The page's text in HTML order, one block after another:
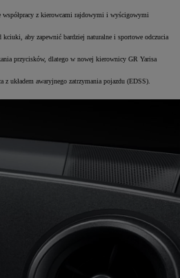
współpracy z kierowcami rajdowymi i wyścigowymi
aby zapewnić bardziej naturalne i sportowe odczucia
przycisków, dlatego w nowej kierownicy GR Yarisa
układem awaryjnego zatrzymania pojazdu (EDSS).